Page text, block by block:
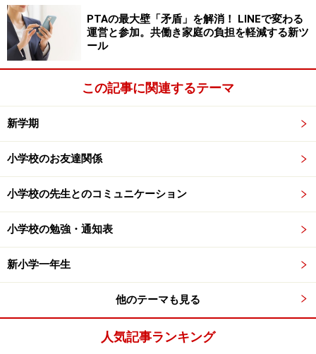
員が物理的にできないこと、まさに本書のテーマである
教師の「足りなさ」を子どもたちが埋めてくれていまし
た。
もちろん、私だってそこに対して最初から開き直ること
ができるほどの傲慢さはもち合わせていません。他の先
生と同じようにしてあげられないことの不安や申し訳な
さは、最後まで拭い去ることができませんでした。
ただ、教師に障害があろうがなかろうが、「教員とは完
っています。
教師にだってできないこと、知らないことはあります。
そうした「教師の足りなさ」を真摯に受け止めて、きち
んと調べて回答して、またその子とディスカッションす
るほうが、よほど教育的だと思っています。
PTAの最大壁「矛盾」を解消！ LINEで変わる
運営と参加。共働き家庭の負担を軽減する新ツ
ール
この記事に関連するテーマ
新学期
小学校のお友達関係
小学校の先生とのコミュニケーション
小学校の勉強・通知表
新小学一年生
他のテーマも見る
人気記事ランキング